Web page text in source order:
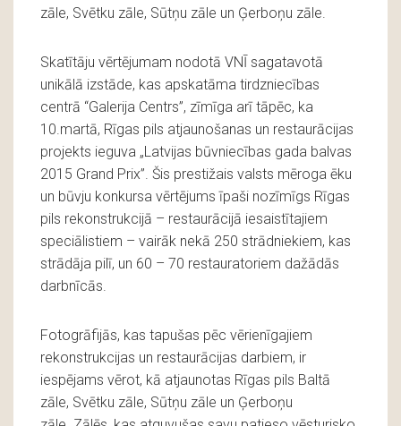
zāle, Svētku zāle, Sūtņu zāle un Ģerboņu zāle.
Skatītāju vērtējumam nodotā VNĪ sagatavotā
unikālā izstāde, kas apskatāma tirdzniecības
centrā “Galerija Centrs”, zīmīga arī tāpēc, ka
10.martā, Rīgas pils atjaunošanas un restaurācijas
projekts ieguva „Latvijas būvniecības gada balvas
2015 Grand Prix”. Šis prestižais valsts mēroga ēku
un būvju konkursa vērtējums īpaši nozīmīgs Rīgas
pils rekonstrukcijā – restaurācijā iesaistītajiem
speciālistiem – vairāk nekā 250 strādniekiem, kas
strādāja pilī, un 60 – 70 restauratoriem dažādās
darbnīcās.
Fotogrāfijās, kas tapušas pēc vērienīgajiem
rekonstrukcijas un restaurācijas darbiem, ir
iespējams vērot, kā atjaunotas Rīgas pils Baltā
zāle, Svētku zāle, Sūtņu zāle un Ģerboņu